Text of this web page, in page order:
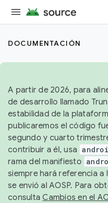
DOCUMENTACIÓN
A partir de 2026, para
de desarrollo llamado
estabilidad de la
publicaremos el código
segundo y cuarto
contribuir a él, usa
rama del manifiesto
siempre hará referencia a
se envió al AOSP. Para
consultaCambios en el